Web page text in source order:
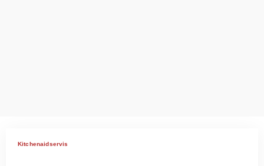
Для запуска процесса ремонта вытяжки KitchenAid KVIB606DSS
Kitchenaidservis